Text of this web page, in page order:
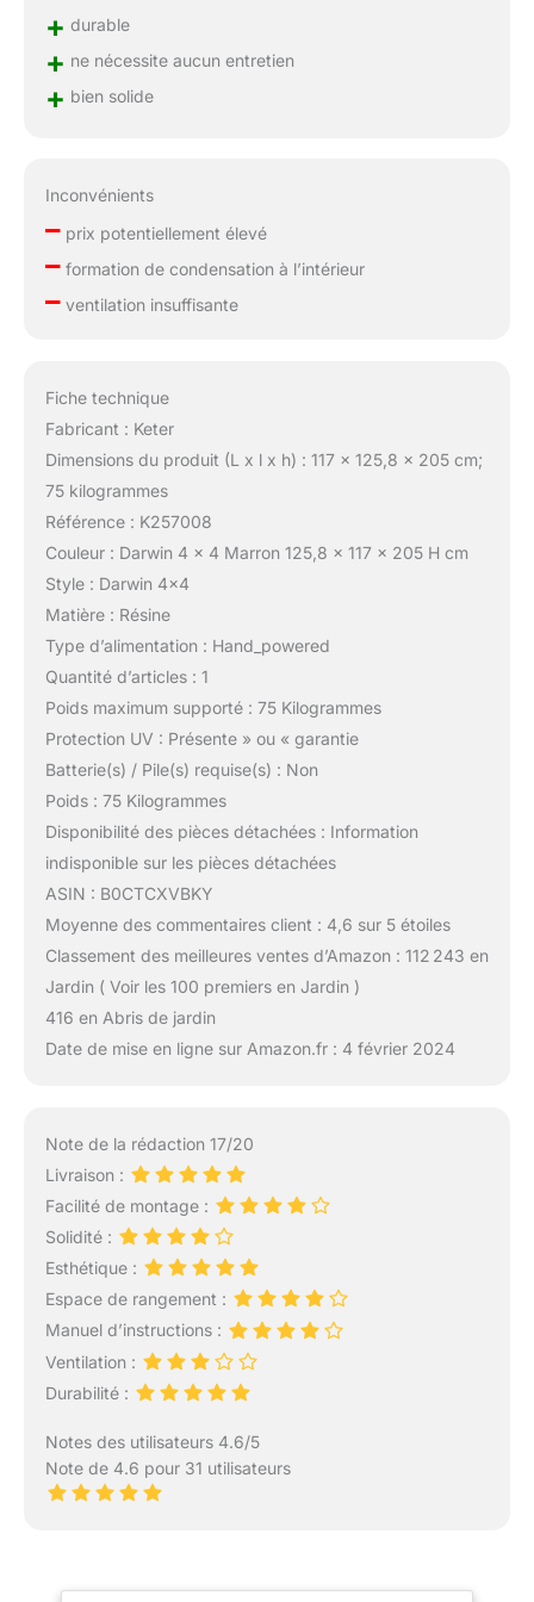
+ durable
+ ne nécessite aucun entretien
+ bien solide
Inconvénients
–prix potentiellement élevé
–formation de condensation à l’intérieur
–ventilation insuffisante
Fiche technique
Fabricant : Keter
Dimensions du produit (L x l x h) : 117 x 125,8 x 205 cm;
75 kilogrammes
Référence : K257008
Couleur : Darwin 4 x 4 Marron 125,8 x 117 x 205 H cm
Style : Darwin 4×4
Matière : Résine
Type d’alimentation : Hand_powered
Quantité d’articles : 1
Poids maximum supporté : 75 Kilogrammes
Protection UV : Présente » ou « garantie
Batterie(s) / Pile(s) requise(s) : Non
Poids : 75 Kilogrammes
Disponibilité des pièces détachées : Information
indisponible sur les pièces détachées
ASIN : B0CTCXVBKY
Moyenne des commentaires client : 4,6 sur 5 étoiles
Classement des meilleures ventes d’Amazon : 112 243 en
Jardin ( Voir les 100 premiers en Jardin )
416 en Abris de jardin
Date de mise en ligne sur Amazon.fr : 4 février 2024
Note de la rédaction 17/20
Livraison :
Facilité de montage :
Solidité :
Esthétique :
Espace de rangement :
Manuel d’instructions :
Ventilation :
Durabilité :
Notes des utilisateurs 4.6/5
Note de 4.6 pour 31 utilisateurs